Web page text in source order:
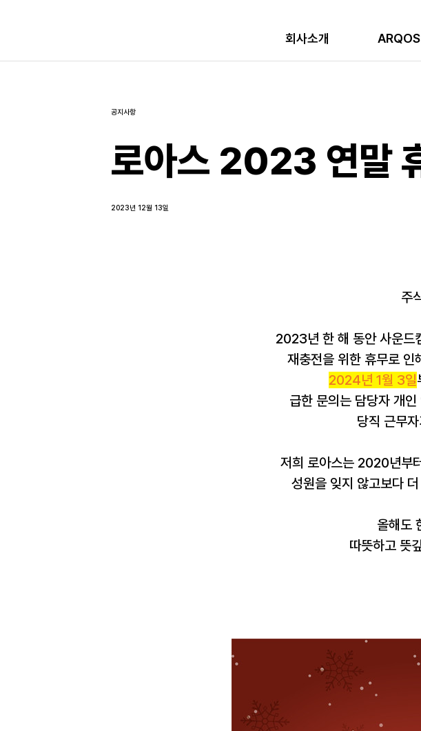
회사소개 ARQOS
2023년 12월 13일
로아스 2023 연말
공지사항
주
2023년 한 해 동안 사운드
재충전을 위한 휴무로 인
2024년 1월 3일
급한 문의는 담당자 개
당직 근무
저희 로아스는 2020년부
성원을 잊지 않고보다
올해도
따뜻하고 뜻